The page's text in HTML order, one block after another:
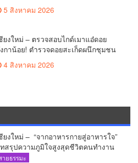
ว
5 สิงหาคม 2026
ยงใหม่ – ตรวจสอบไกด์เมาแอ๋ดอย
กาน้อย! ตำรวจดอยสะเก็ดผนึกชุมชน
บดราม่าโซเชียล ส่งตัวบำบัดด่วน
างความมั่นใจให้นักท่องเที่ยว
4 สิงหาคม 2026
ยงใหม่ – “จากอาหารกายสู่อาหารใจ”
สรุปความภูมิใจสูงสุดชีวิตคนทำงาน
ด้ถวายรายงาน “โคก หนอง นา วัดสันมะ
ายธรรมะ